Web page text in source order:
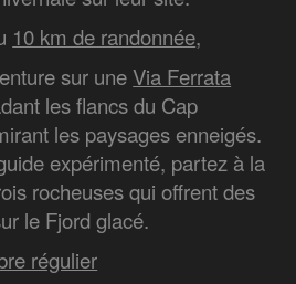
10 km de randonnée,
sur uneVia Ferrata
les flancs du Cap
les paysages enneigés.
expérimenté, partez à la
rocheuses qui offrent des
le Fjord glacé.
régulier